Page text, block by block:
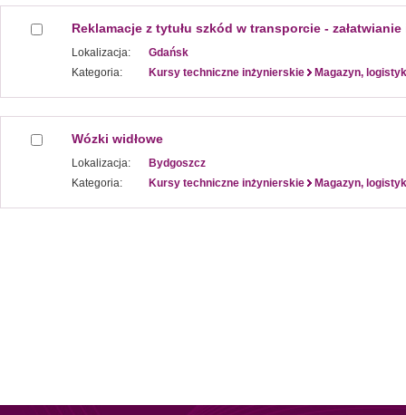
Reklamacje z tytułu szkód w transporcie -
Lokalizacja:
Gdańsk
Kategoria:
Kursy techniczne inżynierskie Magazyn,
Wózki widłowe
Lokalizacja:
Bydgoszcz
Kategoria:
Kursy techniczne inżynierskie Magazyn,